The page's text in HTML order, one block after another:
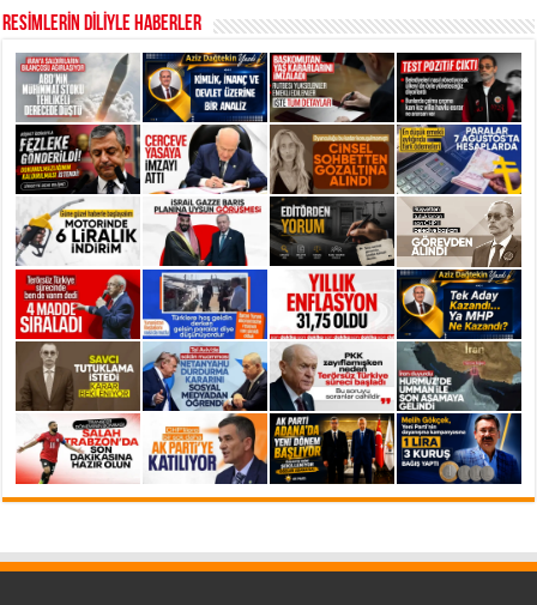
RESİMLERİN DİLİYLE HABERLER